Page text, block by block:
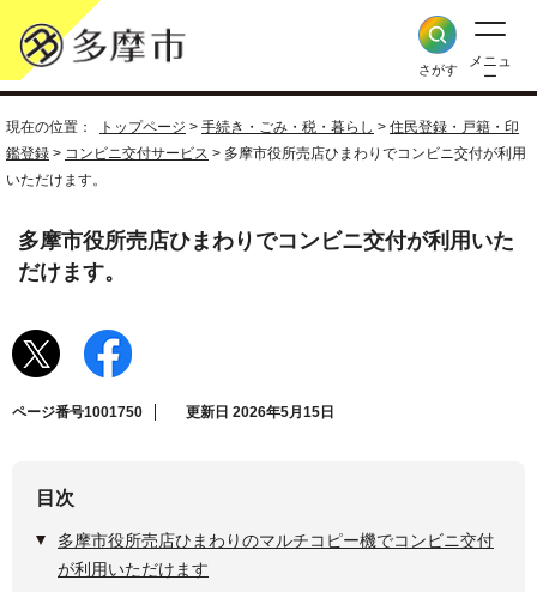
さがす
メニュ
ー
現在の位置： トップページ > 手続き・ごみ・税・暮らし > 住民登録・戸籍・印
鑑登録 > コンビニ交付サービス > 多摩市役所売店ひまわりでコンビニ交付が利用
いただけます。
多摩市役所売店ひまわりでコンビニ交付が利用いた
だけます。
ページ番号1001750 更新日 2026年5月15日
目次
多摩市役所売店ひまわりのマルチコピー機でコンビニ交付
が利用いただけます